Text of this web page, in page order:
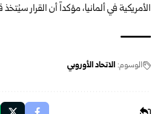
الأمريكية في ألمانيا، مؤكداً أن القرار سيُتخذ
الوسوم: الاتحاد الأوروبي